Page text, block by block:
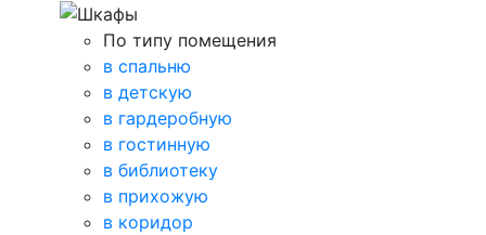
По типу помещения
в спальню
в детскую
в гардеробную
в гостинную
в библиотеку
в прихожую
в коридор